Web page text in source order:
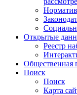
Открытые
Реестр
Общественная
Поиск
Поиск
Карта